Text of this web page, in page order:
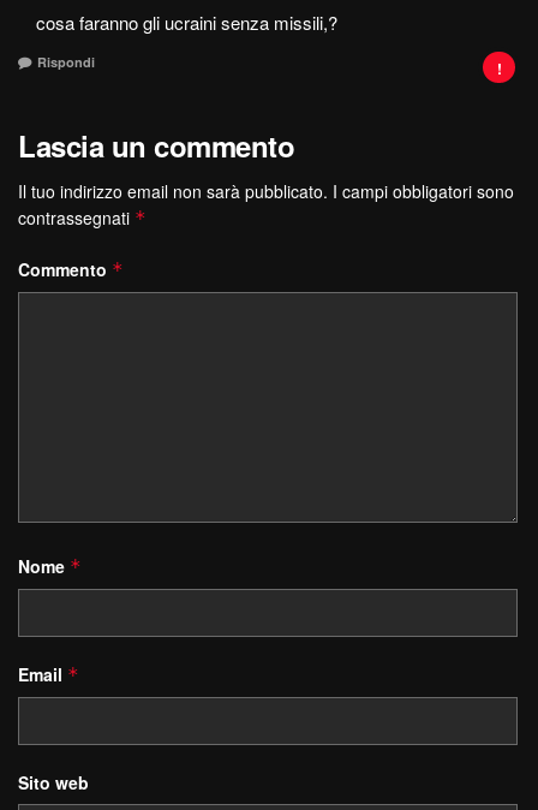
cosa faranno gli ucraini senza missili,?
Rispondi
Lascia un commento
Il tuo indirizzo email non sarà pubblicato. I campi obbligatori sono
contrassegnati *
Commento *
Nome *
Email *
Sito web